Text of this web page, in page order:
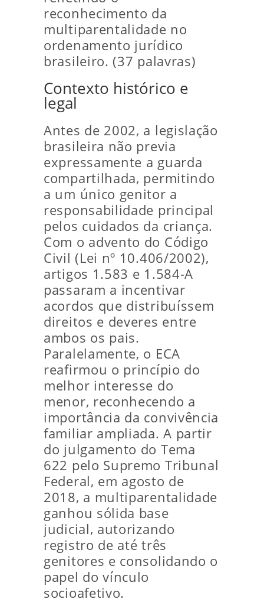
reconhecimento da
multiparentalidade no
ordenamento jurídico
brasileiro. (37 palavras)
Contexto histórico e
legal
Antes de 2002, a legislação
brasileira não previa
expressamente a guarda
compartilhada, permitindo
a um único genitor a
responsabilidade principal
pelos cuidados da criança.
Com o advento do Código
Civil (Lei nº 10.406/2002),
artigos 1.583 e 1.584-A
passaram a incentivar
acordos que distribuíssem
direitos e deveres entre
ambos os pais.
Paralelamente, o ECA
reafirmou o princípio do
melhor interesse do
menor, reconhecendo a
importância da convivência
familiar ampliada. A partir
do julgamento do Tema
622 pelo Supremo Tribunal
Federal, em agosto de
2018, a multiparentalidade
ganhou sólida base
judicial, autorizando
registro de até três
genitores e consolidando o
papel do vínculo
socioafetivo.